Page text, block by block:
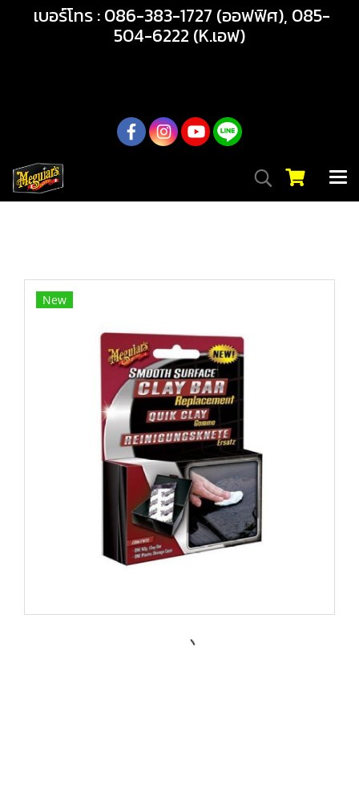
เบอร์โทร : 086-383-1727 (ออฟฟิศ), 085-
504-6222 (K.เอฟ)
New